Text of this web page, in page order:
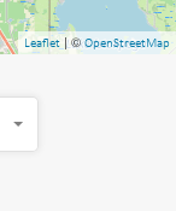
Leaflet | ©OpenStreetMap